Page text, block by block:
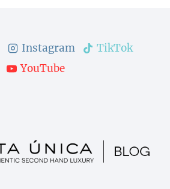
Instagram
TikTok
YouTube